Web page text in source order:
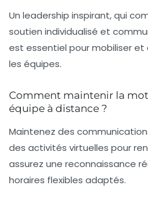
Un leadership inspirant, qui
soutien individualisé et
est essentiel pour mobiliser et
les équipes.
Comment maintenir la
équipe à distance ?
Maintenez des
des activités virtuelles pour
assurez une reconnaissance
horaires flexibles adaptés.